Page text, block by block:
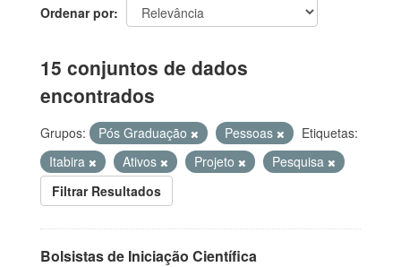
Ordenar por
15 conjuntos de dados
encontrados
Grupos: Pós Graduação Pessoas
Etiquetas:
Itabira
Ativos Projeto
Pesquisa
Filtrar Resultados
Bolsistas de Iniciação Científica